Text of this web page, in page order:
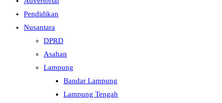
Pendidikan
Nusantara
DPRD
Asahan
Lampung
Bandar Lampung
Lampung Tengah